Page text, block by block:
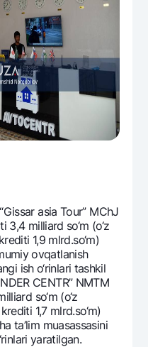
asia Tour” MChJ
milliard so‘m (o‘z
1,9 mlrd.so‘m)
ovqatlanish
ish o‘rinlari tashkil
CENTR” NMTM
so‘m (o‘z
1,7 mlrd.so‘m)
ta’lim muasassasini
yaratilgan.